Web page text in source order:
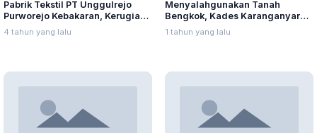
Pabrik Tekstil PT Unggulrejo
Purworejo Kebakaran, Kerugian
Capai Puluhan Juta Rupiah
4 tahun yang lalu
Menyalahgunakan Tanah
Bengkok, Kades Karanganyar
Ditangkap Kejari
1 tahun yang lalu